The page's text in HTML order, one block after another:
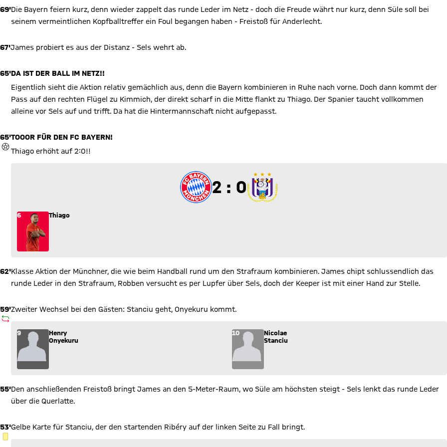
69'Die Bayern feiern kurz, denn wieder zappelt das runde Leder im Netz - doch die Freude währt nur kurz, denn Süle soll bei
seinem vermeintlichen Kopfballtreffer ein Foul begangen haben - Freistoß für Anderlecht.
67'James probiert es aus der Distanz - Sels wehrt ab.
65'DA IST DER BALL IM NETZ!!
Eigentlich sieht die Aktion relativ gemächlich aus, denn die Bayern kombinieren in Ruhe nach vorne. Doch dann kommt der
Pass auf den rechten Flügel zu Kimmich, der direkt scharf in die Mitte flankt zu Thiago. Der Spanier taucht vollkommen
alleine vor Sels auf und trifft. Da hat die Hintermannschaft nicht aufgepasst.
65'
TOR
TOOOR FÜR DEN FC BAYERN!
Thiago erhöht auf 2:0!!
2 zu 0
2 : 0
6 Thiago
62'Klasse Aktion der Münchner, die wie beim Handball rund um den Strafraum kombinieren. James chipt schlussendlich das
runde Leder in den Strafraum, Robben versucht es per Lupfer über Sels, doch der Keeper ist mit einer Hand zur Stelle.
59'
AUSWECHSLUNG
Zweiter Wechsel bei den Gästen: Stanciu geht, Onyekuru kommt.
Wechsel: Henry Onyekuru (9) kommt für Nicolae Stanciu (10) ins Spiel.
9
Henry
Onyekuru
10
Nicolae
Stanciu
55'Den anschließenden Freistoß bringt James an den 5-Meter-Raum, wo Süle am höchsten steigt - Sels lenkt das runde Leder
über die Querlatte.
53'
GELBE KARTE
Gelbe Karte für Stanciu, der den startenden Ribéry auf der linken Seite zu Fall bringt.